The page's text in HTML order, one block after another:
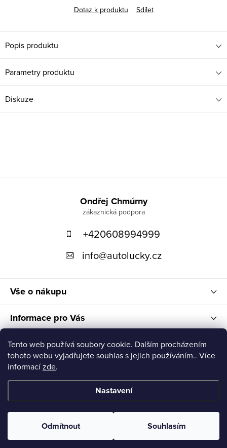
Tento web používá soubory cookie. Dalším procházením
tohoto webu vyjadřujete souhlas s jejich používáním.. Více
informacízde.
Nastavení
Odmítnout Souhlasím
Dotaz k produktu
Sdílet
Popis produktu
Parametry produktu
Diskuze
Vše o nákupu
Informace pro Vás
Ondřej Chmúrny
+420608994999
info@autolucky.cz
Nákupní košík
Copyright 2026Autolucky. Všechna práva vyhrazena.